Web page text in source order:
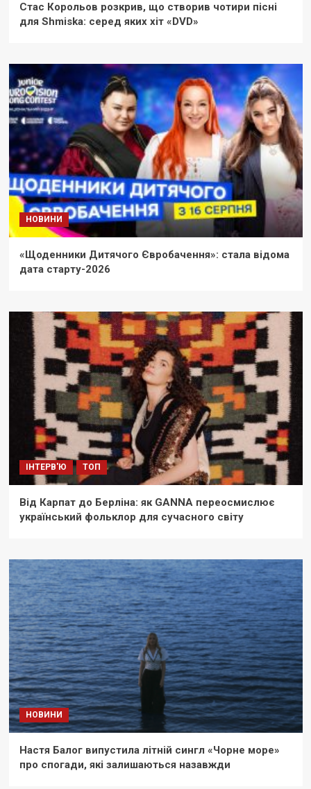
Стас Корольов розкрив, що створив чотири пісні
для Shmiska: серед яких хіт «DVD»
НОВИНИ
«Щоденники Дитячого Євробачення»: стала відома
дата старту-2026
ІНТЕРВ'Ю ТОП
Від Карпат до Берліна: як GANNA переосмислює
український фольклор для сучасного світу
НОВИНИ
Настя Балог випустила літній сингл «Чорне море»
про спогади, які залишаються назавжди